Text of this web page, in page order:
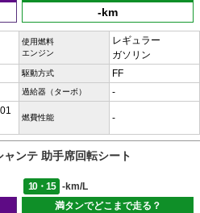
-km
使用燃料
エンジン
レギュラー
ガソリン
駆動方式 FF
過給器（ターボ） -
燃費性能 -
ンテ 助手席回転シート
10・15
-km/L
満タンでどこまで走る？